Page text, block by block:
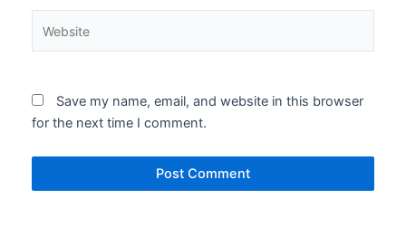
Save my name, email, and website in this browser
for the next time I comment.